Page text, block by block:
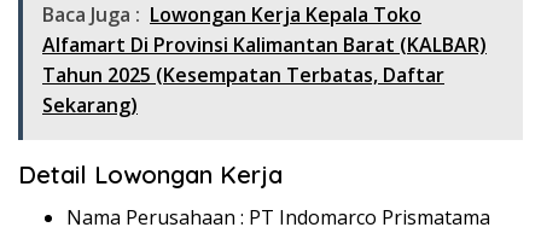
Baca Juga : Lowongan Kerja Kepala Toko
Alfamart Di Provinsi Kalimantan Barat (KALBAR)
Tahun 2025 (Kesempatan Terbatas, Daftar
Sekarang)
Detail Lowongan Kerja
Nama Perusahaan : PT Indomarco Prismatama